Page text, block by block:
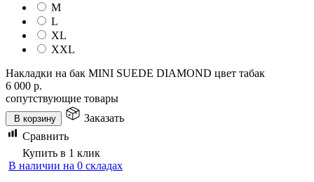
M
L
XL
XXL
Накладки на бак MINI SUEDE DIAMOND цвет табак
6 000 р.
сопутствующие товары
В корзину
Заказать
Сравнить
Купить в 1 клик
В наличии на 0 складах